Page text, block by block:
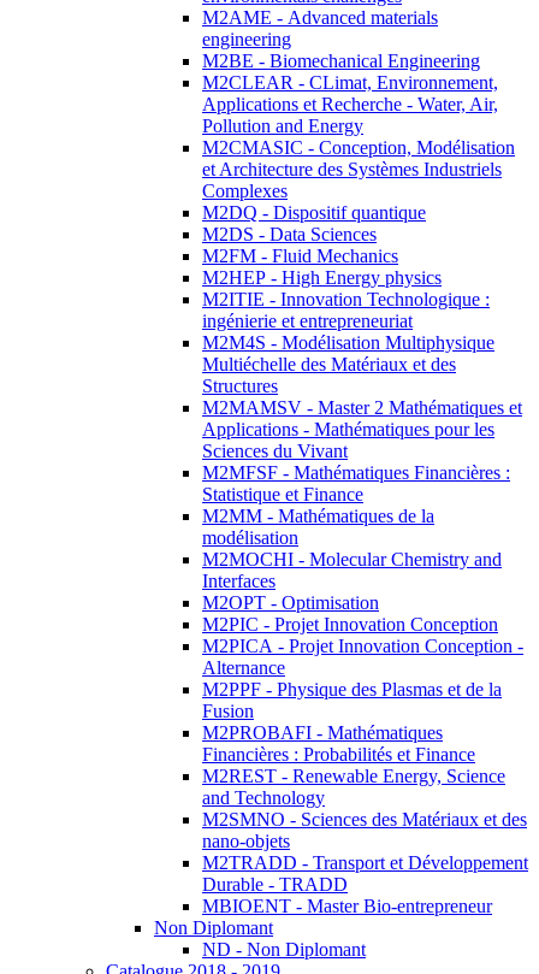
M2AME - Advanced materials
engineering
M2BE - Biomechanical Engineering
M2CLEAR - CLimat, Environnement,
Applications et Recherche - Water, Air,
Pollution and Energy
M2CMASIC - Conception, Modélisation
et Architecture des Systèmes Industriels
Complexes
M2DQ - Dispositif quantique
M2DS - Data Sciences
M2FM - Fluid Mechanics
M2HEP - High Energy physics
M2ITIE - Innovation Technologique :
ingénierie et entrepreneuriat
M2M4S - Modélisation Multiphysique
Multiéchelle des Matériaux et des
Structures
M2MAMSV - Master 2 Mathématiques et
Applications - Mathématiques pour les
Sciences du Vivant
M2MFSF - Mathématiques Financières :
Statistique et Finance
M2MM - Mathématiques de la
modélisation
M2MOCHI - Molecular Chemistry and
Interfaces
M2OPT - Optimisation
M2PIC - Projet Innovation Conception
M2PICA - Projet Innovation Conception -
Alternance
M2PPF - Physique des Plasmas et de la
Fusion
M2PROBAFI - Mathématiques
Financières : Probabilités et Finance
M2REST - Renewable Energy, Science
and Technology
M2SMNO - Sciences des Matériaux et des
nano-objets
M2TRADD - Transport et Développement
Durable - TRADD
MBIOENT - Master Bio-entrepreneur
Non Diplomant
ND - Non Diplomant